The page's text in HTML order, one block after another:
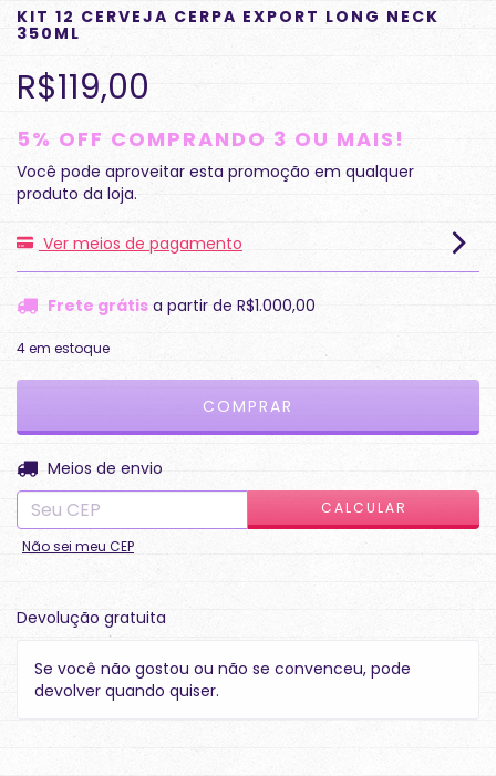
KIT 12 CERVEJA CERPA EXPORT LONG NECK
350ML
R$119,00
5% OFF COMPRANDO 3 OU MAIS!
Você pode aproveitar esta promoção em qualquer
produto da loja.
Ver meios de pagamento
Frete grátis a partir de R$1.000,00
4em estoque
Entregas para o CEP:
Meios de envio
CALCULAR
Não sei meu CEP
Devolução gratuita
Se você não gostou ou não se convenceu, pode
devolver quando quiser.